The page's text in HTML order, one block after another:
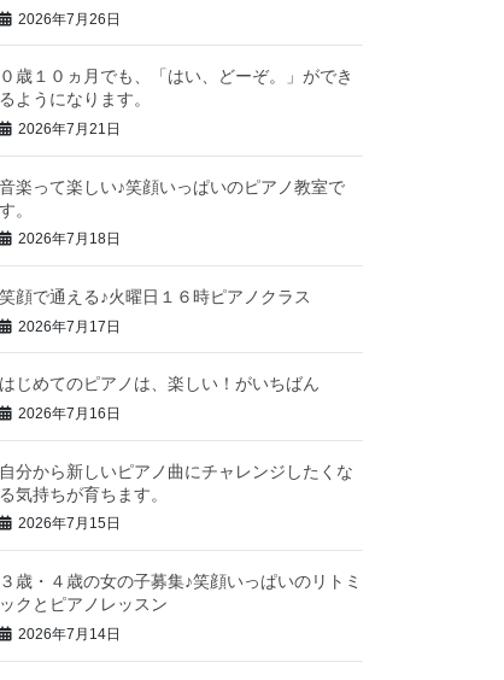
2026年7月26日
０歳１０ヵ月でも、「はい、どーぞ。」ができ
るようになります。
2026年7月21日
音楽って楽しい♪笑顔いっぱいのピアノ教室で
す。
2026年7月18日
笑顔で通える♪火曜日１６時ピアノクラス
2026年7月17日
はじめてのピアノは、楽しい！がいちばん
2026年7月16日
自分から新しいピアノ曲にチャレンジしたくな
る気持ちが育ちます。
2026年7月15日
３歳・４歳の女の子募集♪笑顔いっぱいのリトミ
ックとピアノレッスン
2026年7月14日